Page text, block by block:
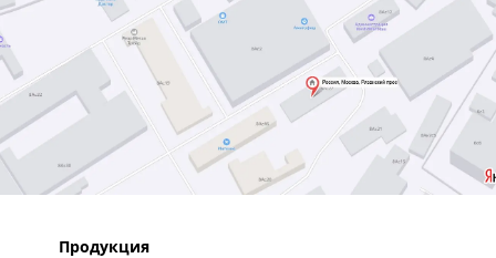
Продукция